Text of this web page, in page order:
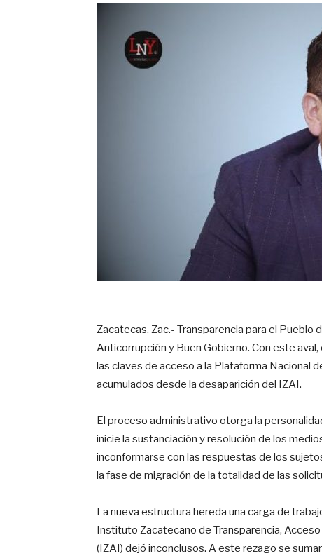
Zacatecas, Zac.- Transparencia para el
Anticorrupción y Buen Gobierno. Con este
las claves de acceso a la Plataforma Nacional
acumulados desde la desaparición del IZAI.
El proceso administrativo otorga la
inicie la sustanciación y resolución de los
inconformarse con las respuestas de los
la fase de migración de la totalidad de las
La nueva estructura hereda una carga de
Instituto Zacatecano de Transparencia,
(IZAI) dejó inconclusos. A este rezago se